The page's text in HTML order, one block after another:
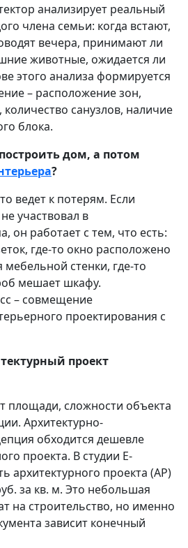
анализирует реальный
члена семьи: когда встают,
вечера, принимают ли
животные, ожидается ли
этого анализа формируется
– расположение зон,
санузлов, наличие
блока.
дом, а потом
?
ведет к потерям. Если
участвовал в
он работает с тем, что есть:
где-то окно расположено
мебельной стенки, где-то
мешает шкафу.
– совмещение
проектирования с
проект
площади, сложности объекта
Архитектурно-
обходится дешевле
проекта. В студии E-
архитектурного проекта (АР)
за кв. м. Это небольшая
на строительство, но именно
зависит конечный